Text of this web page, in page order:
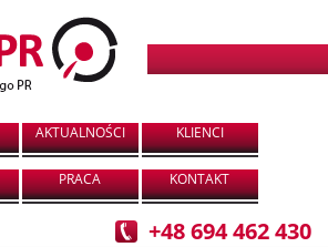
AKTUALNOŚCI KLIENCI
PRACA KONTAKT
+48 694 462 430